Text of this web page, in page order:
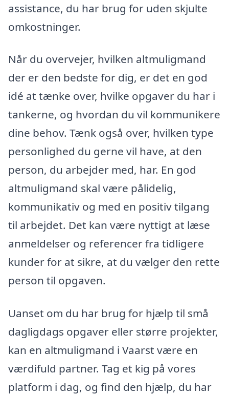
assistance, du har brug for uden skjulte
omkostninger.
Når du overvejer, hvilken altmuligmand
der er den bedste for dig, er det en god
idé at tænke over, hvilke opgaver du har i
tankerne, og hvordan du vil kommunikere
dine behov. Tænk også over, hvilken type
personlighed du gerne vil have, at den
person, du arbejder med, har. En god
altmuligmand skal være pålidelig,
kommunikativ og med en positiv tilgang
til arbejdet. Det kan være nyttigt at læse
anmeldelser og referencer fra tidligere
kunder for at sikre, at du vælger den rette
person til opgaven.
Uanset om du har brug for hjælp til små
dagligdags opgaver eller større projekter,
kan en altmuligmand i Vaarst være en
værdifuld partner. Tag et kig på vores
platform i dag, og find den hjælp, du har